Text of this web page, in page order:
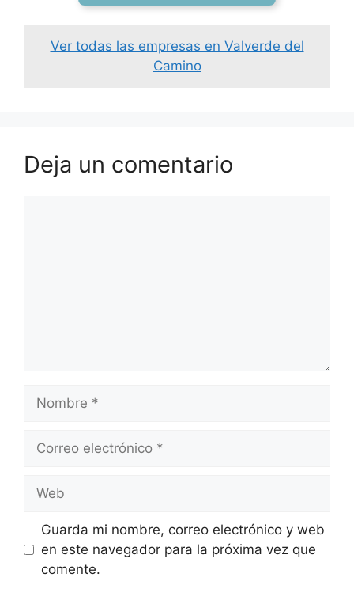
Ver todas las empresas en Valverde del
Camino
Deja un comentario
Nombre
Correo
Web
Guarda mi nombre, correo electrónico y web
en este navegador para la próxima vez que
comente.